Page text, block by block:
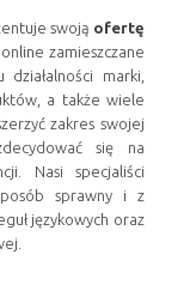
swoją ofertę
zamieszczane
marki,
a także wiele
zakres swojej
się na
Nasi specjaliści
sprawny i z
językowych oraz